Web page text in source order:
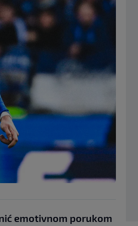
emotivnom porukom